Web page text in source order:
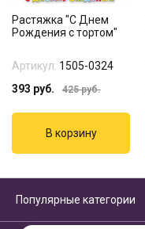
Растяжка "С Днем
Рождения с тортом"
Артикул: 1505-0324
393 руб. 425руб.
Популярные категории